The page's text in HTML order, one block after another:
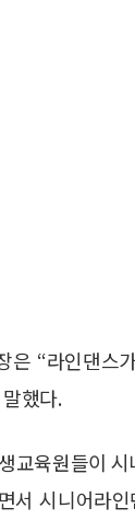
은 “라인댄
했다.
교육원들이
서 시니어라